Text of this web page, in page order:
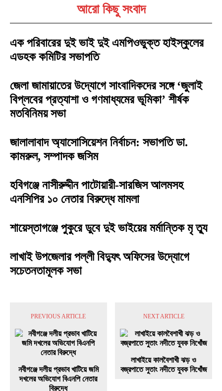
আরো কিছু সংবাদ
এক পরিবারের দুই ভাই দুই এমপিওভুক্ত হাইস্কুলের
এডহক কমিটির সভাপতি
জেলা জামায়াতের উদ্যোগে সাংবাদিকদের সঙ্গে ‘জুলাই
বিপ্লবের প্রত্যাশা ও গণমাধ্যমের ভূমিকা’ শীর্ষক
মতবিনিময় সভা
জালালাবাদ অ্যাসোসিয়েশন নির্বাচন: সভাপতি ডা.
কামরুল, সম্পাদক জসিম
হবিগঞ্জে নাসীরুদ্দীন পাটোয়ারী-সারজিস আলমসহ
এনসিপির ১০ নেতার বিরুদ্ধে মামলা
শায়েস্তাগঞ্জে পুকুরে ডুবে দুই ভাইয়ের মর্মান্তিক মৃ ত্যু
লাখাই উপজেলার পল্লী বিদ্যুৎ অফিসের উদ্যোগে
সচেতনতামূলক সভা
PREVIOUS ARTICLE
নবীগঞ্জে দলীয় প্রভাব খাটিয়ে জমি
দখলের অভিযোগ বিএনপি নেতার
বিরুদ্ধে
NEXT ARTICLE
লাখাইয়ে কালবৈশাখী ঝড় ও
বজ্রপাতে সুতাং নদীতে যুবক নিখোঁজ